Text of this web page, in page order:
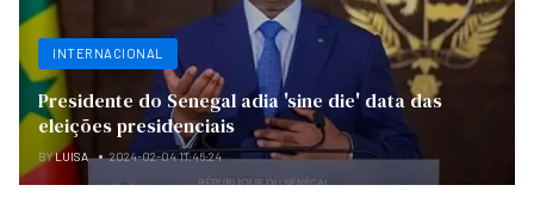
INTERNACIONAL
Presidente do Senegal adia 'sine die' data das
eleições presidenciais
BYLUISA 2024-02-04 11:46:24